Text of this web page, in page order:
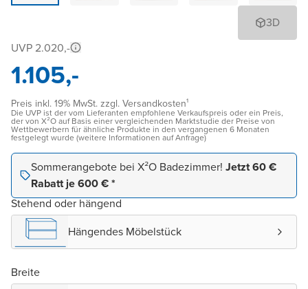
3D
UVP 2.020,-
1.105,-
Preis inkl. 19% MwSt. zzgl. Versandkosten¹
Die UVP ist der vom Lieferanten empfohlene Verkaufspreis oder ein Preis,
der von X²O auf Basis einer vergleichenden Marktstudie der Preise von
Wettbewerbern für ähnliche Produkte in den vergangenen 6 Monaten
festgelegt wurde (weitere Informationen auf Anfrage)
Sommerangebote bei X²O Badezimmer! Jetzt 60 €
Rabatt je 600 € *
Stehend oder hängend
Hängendes Möbelstück
Breite